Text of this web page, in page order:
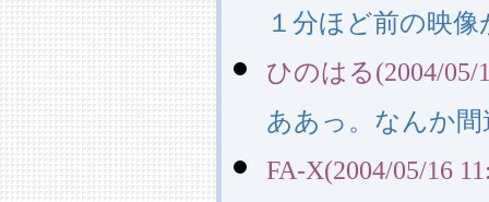
１分ほど前の映
ひのはる(2004/05/
ああっ。なんか
FA-X(2004/05/16